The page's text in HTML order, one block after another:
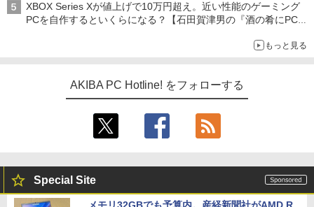
XBOX Series Xが値上げで10万円超え。近い性能のゲーミング
PCを自作するといくらになる？【石田賀津男の『酒の肴にPCゲ
もっと見る
AKIBA PC Hotline! をフォローする
Special Site